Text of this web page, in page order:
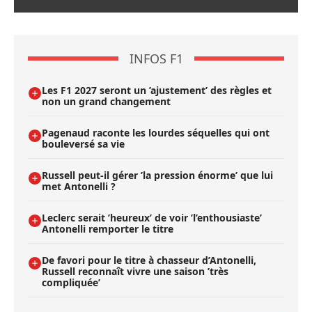
INFOS F1
Les F1 2027 seront un ’ajustement’ des règles et
non un grand changement
Pagenaud raconte les lourdes séquelles qui ont
bouleversé sa vie
Russell peut-il gérer ’la pression énorme’ que lui
met Antonelli ?
Leclerc serait ’heureux’ de voir ’l’enthousiaste’
Antonelli remporter le titre
De favori pour le titre à chasseur d’Antonelli,
Russell reconnaît vivre une saison ’très
compliquée’